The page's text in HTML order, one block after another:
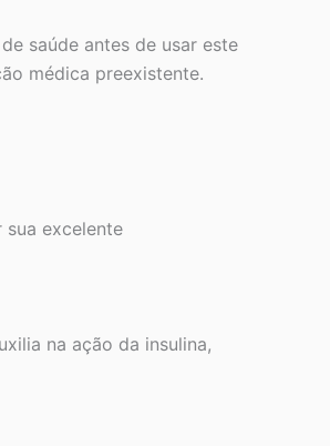
saúde antes de usar este
médica preexistente.
excelente
na ação da insulina,